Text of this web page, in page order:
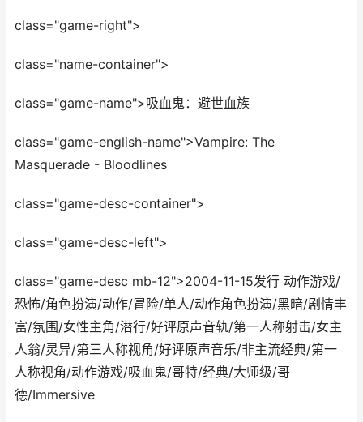
class="game-right">
class="name-container">
class="game-name">吸血鬼：避世血族
class="game-english-name">Vampire: The
Masquerade - Bloodlines
class="game-desc-container">
class="game-desc-left">
class="game-desc mb-12">2004-11-15发行 动作游戏/
恐怖/角色扮演/动作/冒险/单人/动作角色扮演/黑暗/剧情丰
富/氛围/女性主角/潜行/好评原声音轨/第一人称射击/女主
人翁/灵异/第三人称视角/好评原声音乐/非主流经典/第一
人称视角/动作游戏/吸血鬼/哥特/经典/大师级/哥
德/Immersive